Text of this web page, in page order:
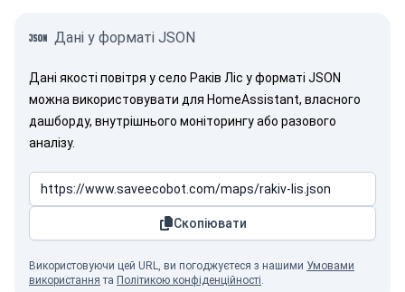
Дані у форматі JSON
Дані якості повітря у село Раків Ліс у форматі JSON
можна використовувати для HomeAssistant, власного
дашборду, внутрішнього моніторингу або разового
аналізу.
Скопіювати
Використовуючи цей URL, ви погоджуєтеся з нашими Умовами
використання та Політикою конфіденційності.